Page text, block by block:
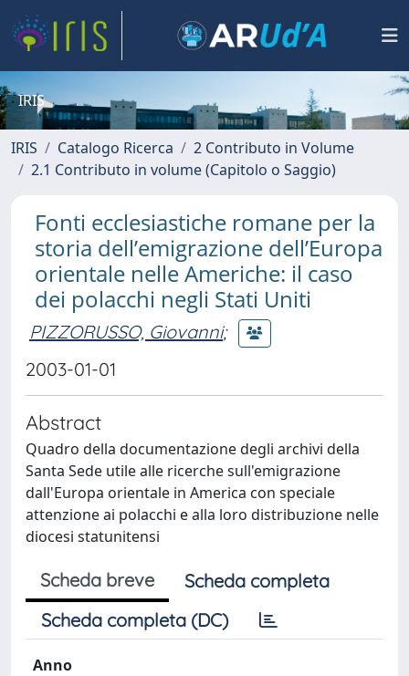
IRIS
IRIS Catalogo Ricerca
2 Contributo in Volume
2.1 Contributo in volume (Capitolo o Saggio)
Fonti ecclesiastiche romane per la
storia dell’emigrazione dell’Europa
orientale nelle Americhe: il caso
dei polacchi negli Stati Uniti
PIZZORUSSO, Giovanni;
2003-01-01
Abstract
Quadro della documentazione degli archivi della
Santa Sede utile alle ricerche sull'emigrazione
dall'Europa orientale in America con speciale
attenzione ai polacchi e alla loro distribuzione nelle
diocesi statunitensi
Scheda breve
Scheda completa
Scheda completa (DC)
Anno